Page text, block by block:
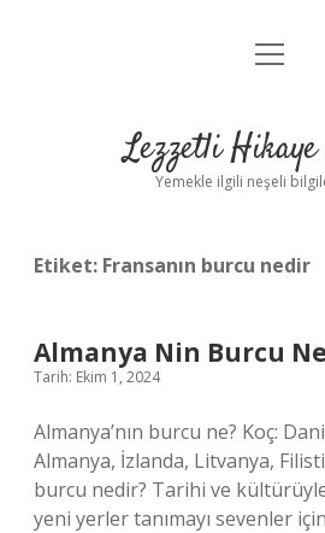
Anasayfa
Yasal Uyarı
menüyü
Lezzetli Hikaye
Yemekle ilgili neşeli
Etiket: Fransanın burcu nedir
Almanya Nin Burcu Ne
Tarih: Ekim 1, 2024
Almanya’nın burcu ne? Koç:
Almanya, İzlanda, Litvanya,
burcu nedir? Tarihi ve
yeni yerler tanımayı sevenler